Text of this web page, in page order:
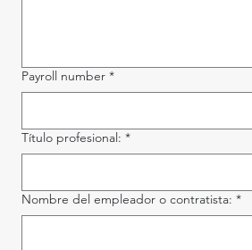
Payroll number *
Título profesional: *
Nombre del empleador o contratista: *